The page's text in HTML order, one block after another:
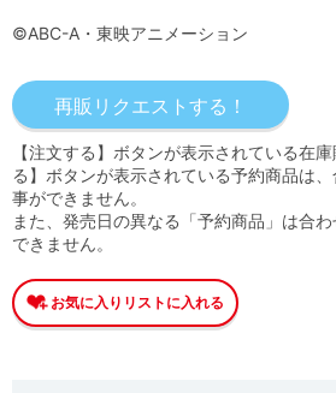
©ABC-A・東映アニメーション
【注文する】ボタンが表示されている在
る】ボタンが表示されている予約商品は
事ができません。
また、発売日の異なる「予約商品」は合
できません。